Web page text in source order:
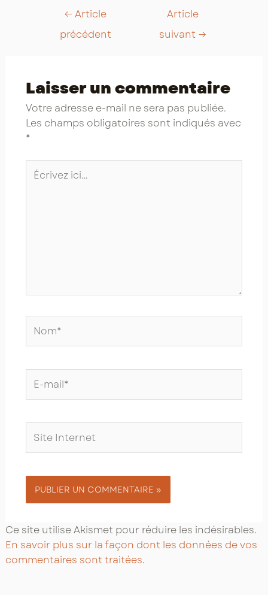
← Article
précédent
Article
suivant →
Laisser un commentaire
Votre adresse e-mail ne sera pas publiée.
Les champs obligatoires sont indiqués avec
*
Écrivez
ici…
mail*
Internet
Ce site utilise Akismet pour réduire les indésirables.
En savoir plus sur la façon dont les données de vos
commentaires sont traitées.